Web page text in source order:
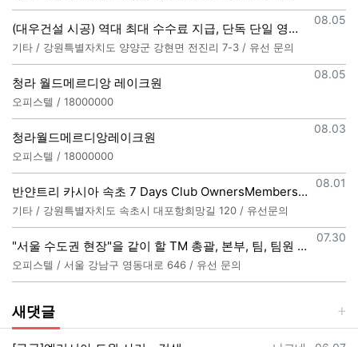
등록일
08.05
(대우건설 시공) 역대 최대 수수료 지급, 단독 단일 영업본부 선착순 모집 (팀,팀원 개별문의 가능)
기타 / 강원특별자치도 양양군 강현면 전진리 7-3 / 유선 문의
등록일
08.05
청라 월드메르디앙 레이크원
오피스텔 / 18000000
등록일
08.03
청라월드메르디앙레이크원
오피스텔 / 18000000
등록일
08.01
반얀트리 카시아 속초 7 Days Club OwnersMembership 분양직원 모집
기타 / 강원특별자치도 속초시 대포항희망길 120 / 유선문의
등록일
07.30
"서울 수도권 현장"을 같이 할 TM 총괄, 본부, 팀, 팀원 모집
오피스텔 / 서울 강남구 영동대로 646 / 유선 문의
새댓글